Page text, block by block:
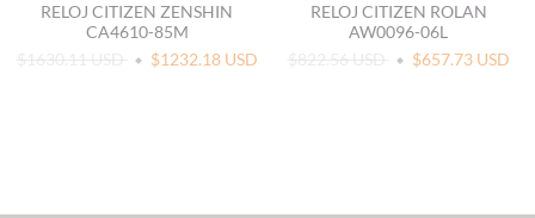
RELOJ CITIZEN ZENSHIN
CA4610-85M
$1630.11 USD
$1232.18 USD
RELOJ CITIZEN ROLAN
AW0096-06L
$822.56 USD
$657.73 USD